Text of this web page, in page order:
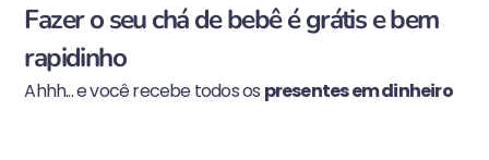
Fazer o seu chá de bebê é grátis e bem
rapidinho
Ahhh... e você recebe todos os presentes em dinheiro